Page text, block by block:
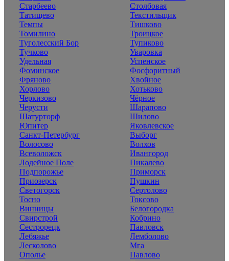
Старбеево
Столбовая
Татищево
Текстильщик
Темпы
Тишково
Томилино
Троицкое
Туголесский Бор
Тупиково
Тучково
Уваровка
Удельная
Успенское
Фоминское
Фосфоритный
Фряново
Хвойное
Хорлово
Хотьково
Черкизово
Чёрное
Черусти
Шарапово
Шатурторф
Шилово
Юпитер
Яковлевское
Санкт-Петербург
Выборг
Волосово
Волхов
Всеволожск
Ивангород
Лодейное Поле
Пикалево
Подпорожье
Приморск
Приозерск
Пушкин
Светогорск
Сертолово
Тосно
Токсово
Винницы
Белогородка
Свирстрой
Кобрино
Сестрорецк
Павловск
Лебяжье
Лемболово
Лесколово
Мга
Ополье
Павлово